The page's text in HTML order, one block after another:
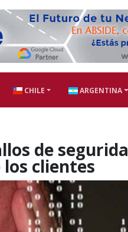
CHILE ARGENTINA
de
clientes